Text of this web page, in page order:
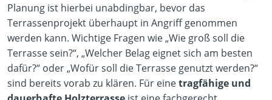
Planung ist hierbei unabdingbar, bevor das
Terrassenprojekt überhaupt in Angriff genommen
werden kann. Wichtige Fragen wie „Wie groß soll die
Terrasse sein?“, „Welcher Belag eignet sich am besten
dafür?“ oder „Wofür soll die Terrasse genutzt werden?“
sind bereits vorab zu klären. Für einetragfähige und